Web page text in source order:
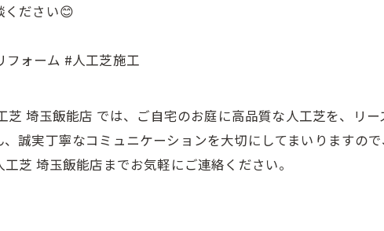
ください😊
ォーム #人工芝施工
埼玉飯能店 では、ご自宅のお庭に高品質な人工芝を、リ
誠実丁寧なコミュニケーションを大切にしてまいりますの
芝 埼玉飯能店までお気軽にご連絡ください。